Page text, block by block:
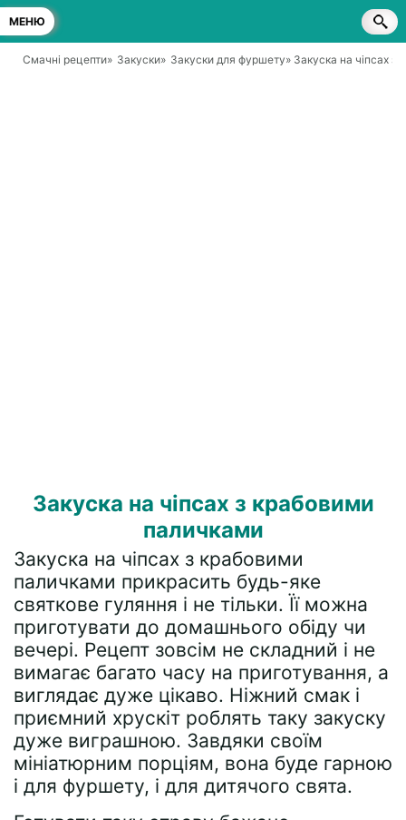
МЕНЮ
Смачні рецепти» Закуски» Закуски для фуршету» Закуска на чіпсах
Закуска на чіпсах з крабовими
паличками
Закуска на чіпсах з крабовими
паличками прикрасить будь-яке
святкове гуляння і не тільки. Її можна
приготувати до домашнього обіду чи
вечері. Рецепт зовсім не складний і не
вимагає багато часу на приготування, а
виглядає дуже цікаво. Ніжний смак і
приємний хрускіт роблять таку закуску
дуже виграшною. Завдяки своїм
мініатюрним порціям, вона буде гарною
і для фуршету, і для дитячого свята.